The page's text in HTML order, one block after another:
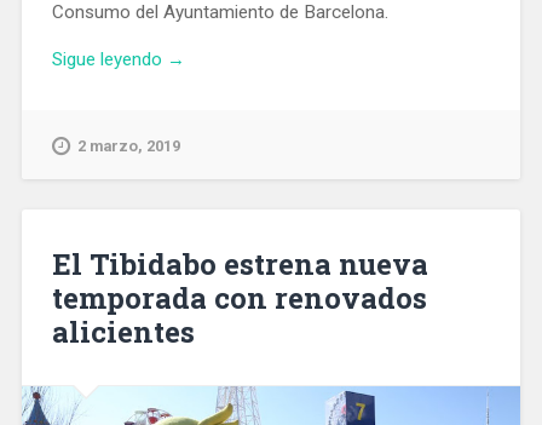
Consumo del Ayuntamiento de Barcelona.
Sigue leyendo «Nace
de
para
favorecer
su
actividad
→
2 marzo, 2019
El Tibidabo estrena nueva
temporada con renovados
alicientes